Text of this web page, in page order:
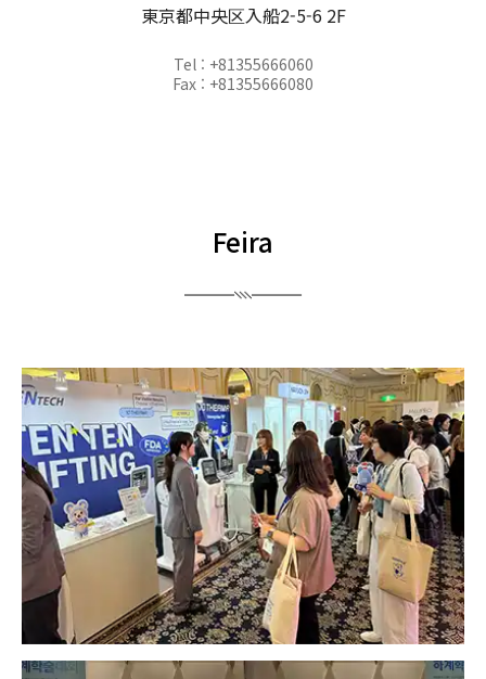
東京都中央区入船2-5-6 2F
Tel : +81355666060
Fax : +81355666080
Feira